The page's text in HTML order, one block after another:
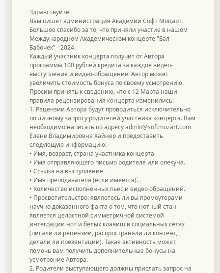
Здравствуйте!
Вам пишет администрация Академии Софт Моцарт.
Большое спасибо за то, что приняли участие в нашем
Международном Академическом концерте "Бал
Бабочек" - 2024.
Каждый участник концерта получит от Автора
программы 100 рублей кредита за каждое видео-
выступление и видео-обращение. Автор может
увеличить стоимость бонуса по своему усмотрению.
Просим принять к сведению, что с 12 Марта наши
правила рецензирования концерта изменились:
1. Рецензии Автора будут проводиться исключительно
по личному запросу родителей участника концерта. Вам
необходимо написать по адресуadmin@softmozart.com
Елене Владимировне Хайнер и предоставить
следующую информацию:
• Имя, возраст, страна участника концерта.
• Имя отправляющего письмо родителя или опекуна.
• Ссылка на выступление.
• Имя преподавателя (если имеется).
• Количество исполненных пьес и видео обращений.
• Просветительство: являетесь ли вы промоутерами
научно доказанного факта о том, что нотный стан
является целостной симметричной системой
интеграции нот и белых клавиш в социальных сетях
(писали ли рецензии, распространяли ли контент,
делали ли презентации). Такая активность может
помочь вам получить дополнительные бонусы на
усмотрение Автора.
2. Родители выступающего должны прислать запрос на